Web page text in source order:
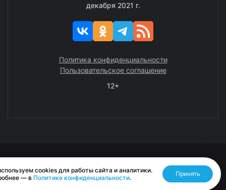
декабря 2021 г.
Политика конфиденциальности
Пользовательское соглашение
12+
Разработано RASA
cookies для работы сайта и аналитики.
— в Политике конфиденциальности.
Принять